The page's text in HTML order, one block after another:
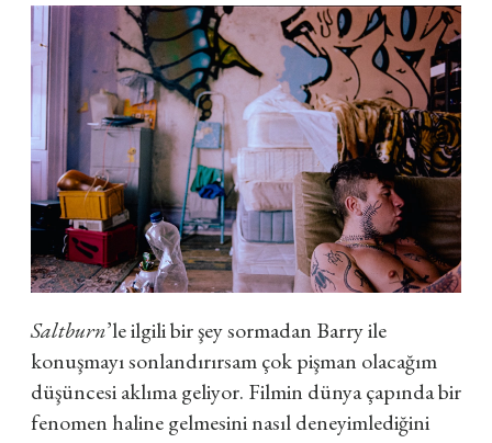
Saltburn’le ilgili bir şey sormadan Barry ile
konuşmayı sonlandırırsam çok pişman olacağım
düşüncesi aklıma geliyor. Filmin dünya çapında bir
fenomen haline gelmesini nasıl deneyimlediğini